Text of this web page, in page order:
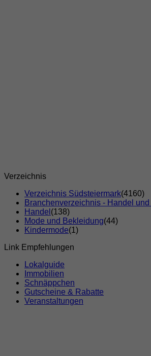
Verzeichnis
Verzeichnis Südsteiermark(4160)
Branchenverzeichnis - Handel
Handel (138)
Mode und Bekleidung(44)
Kindermode(1)
Link Empfehlungen
Lokalguide
Immobilien
Schnäppchen
Gutscheine & Rabatte
Veranstaltungen